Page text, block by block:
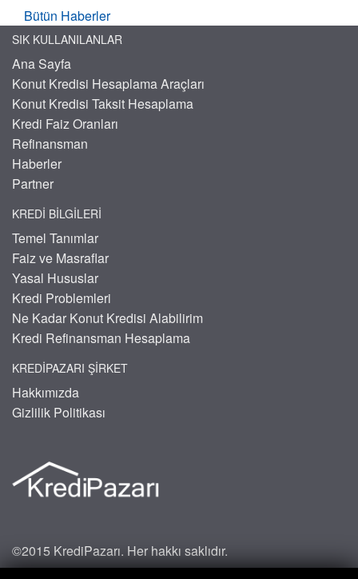
Bütün Haberler
SIK KULLANILANLAR
Ana Sayfa
Konut Kredisi Hesaplama Araçları
Konut Kredisi Taksit Hesaplama
Kredi Faiz Oranları
Refinansman
Haberler
Partner
KREDI BILGILERI
Temel Tanımlar
Faiz ve Masraflar
Yasal Hususlar
Kredi Problemleri
Ne Kadar Konut Kredisi Alabilirim
Kredi Refinansman Hesaplama
KREDIPAZARI ŞIRKET
Hakkımızda
Gizlilik Politikası
©2015 KrediPazarı. Her hakkı saklıdır.